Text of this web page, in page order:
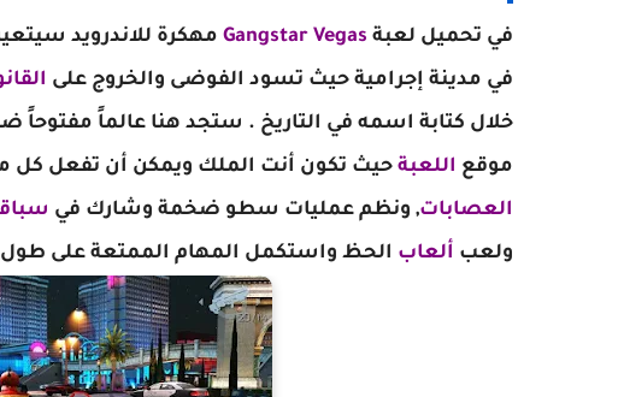
في تحميل لعبة Gangstar Vegas مهكرة للاندرويد
في مدينة إجرامية حيث تسود الفوضى والخروج على
خلال كتابة اسمه في التاريخ . ستجد هنا عالماً
موقع اللعبة حيث تكون أنت الملك ويمكن أن تفعل كل
العصابات, ونظم عمليات سطو ضخمة وشارك في
ولعب ألعاب الحظ واستكمل المهام الممتعة على طول